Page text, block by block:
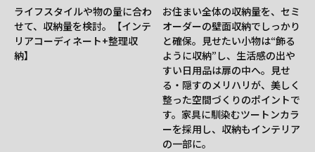
ライフスタイルや物の量に合わ
せて、収納量を検討。【インテ
リアコーディネート+整理収
納】
お住まい全体の収納量を、セミ
オーダーの壁面収納でしっかり
と確保。見せたい小物は“飾る
ように収納”し、生活感の出や
すい日用品は扉の中へ。見せ
る・隠すのメリハリが、美しく
整った空間づくりのポイントで
す。家具に馴染むツートンカラ
ーを採用し、収納もインテリア
の一部に。